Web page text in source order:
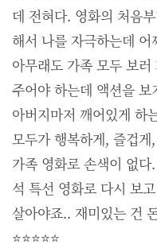
데 전혀다. 영화의 처음
해서 나를 자극하는데
아무래도 가족 모두 보
주어야 하는데 액션을
아버지마저 깨어있게 하
모두가 행복하게, 즐겁
가족 영화로 손색이 없
석 특선 영화로 다시 보
살아야죠.. 재미있는 건
⭐⭐⭐⭐⭐